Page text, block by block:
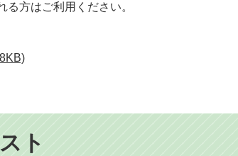
方はご利用ください。
ト